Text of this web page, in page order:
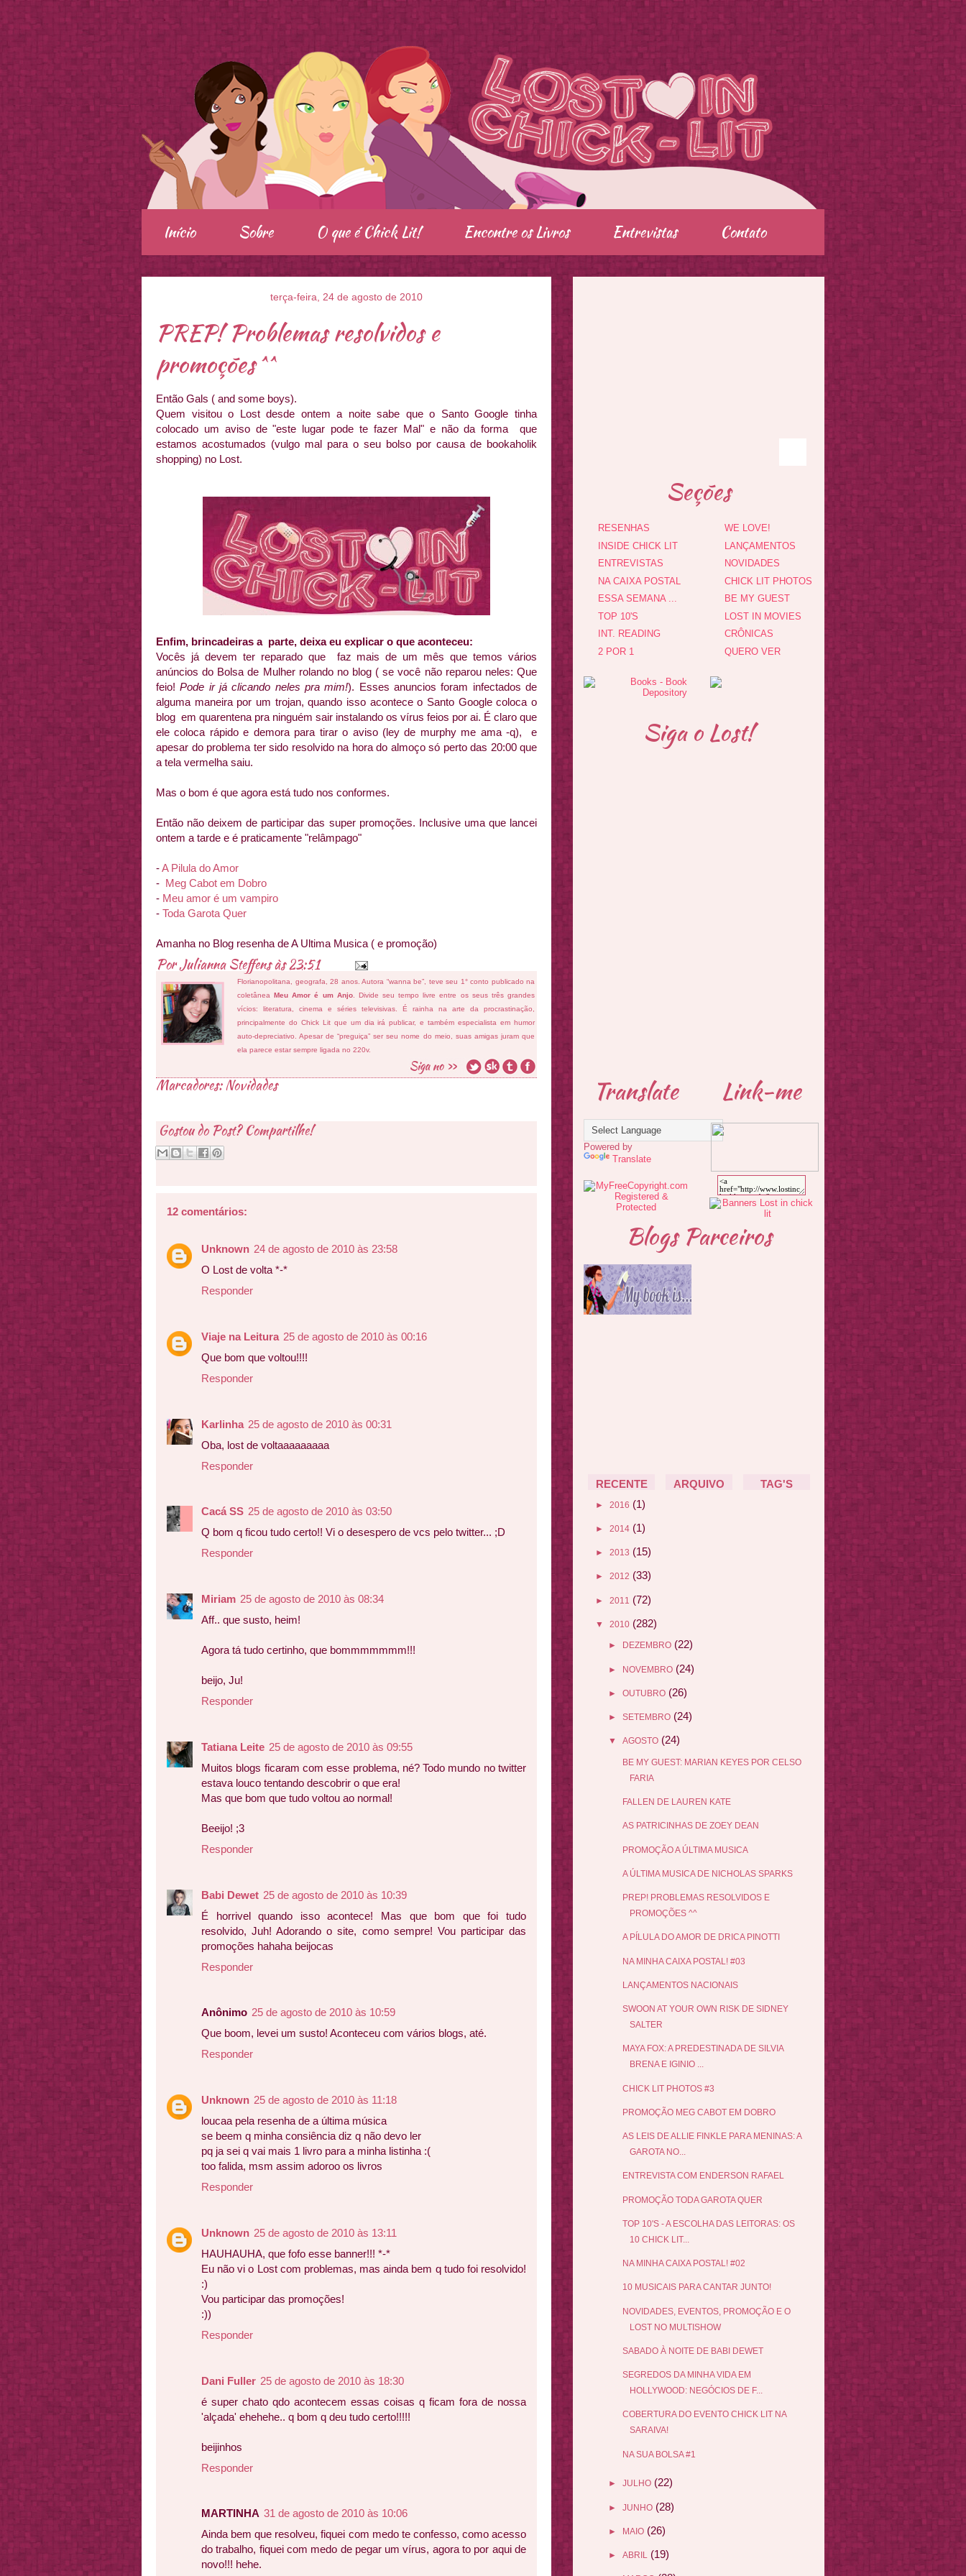
.
Início Sobre O que é Chick Lit! Encontre os Livros Entrevistas Contato
terça-feira, 24 de agosto de 2010
PREP! Problemas resolvidos e
promoções ^^
Então Gals ( and some boys).
Quem visitou o Lost desde ontem a noite sabe que o Santo Google tinha
colocado um aviso de "este lugar pode te fazer Mal" e não da forma que
estamos acostumados (vulgo mal para o seu bolso por causa de bookaholik
shopping) no Lost.
Enfim, brincadeiras a parte, deixa eu explicar o que aconteceu:
Vocês já devem ter reparado que faz mais de um mês que temos vários
anúncios do Bolsa de Mulher rolando no blog ( se você não reparou neles: Que
feio!Pode ir já clicando neles pra mim!). Esses anuncios foram infectados de
alguma maneira por um trojan, quando isso acontece o Santo Google coloca o
blog em quarentena pra ninguém sair instalando os vírus feios por ai. É claro que
ele coloca rápido e demora para tirar o aviso (ley de murphy me ama -q), e
apesar do problema ter sido resolvido na hora do almoço só perto das 20:00 que
a tela vermelha saiu.
Mas o bom é que agora está tudo nos conformes.
Então não deixem de participar das super promoções. Inclusive uma que lancei
ontem a tarde e é praticamente "relâmpago"
-A Pilula do Amor
- Meg Cabot em Dobro
- Meu amor é um vampiro
- Toda Garota Quer
Amanha no Blog resenha de A Ultima Musica ( e promoção)
PorJulianna Steffensàs23:51
Florianopolitana, geografa, 28 anos. Autora “wanna be”, teve seu 1° conto publicado na
coletâneaMeu Amor é um Anjo. Divide seu tempo livre entre os seus três grandes
vícios: literatura, cinema e séries televisivas. É rainha na arte da procrastinação,
principalmente do Chick Lit que um dia irá publicar, e também especialista em humor
auto-depreciativo. Apesar de “preguiça” ser seu nome do meio, suas amigas juram que
ela parece estar sempre ligada no 220v.
Marcadores:Novidades
Gostou do Post? Compartilhe!
12 comentários:
Unknown 24 de agosto de 2010 às 23:58
O Lost de volta *-*
Responder
Viaje na Leitura 25 de agosto de 2010 às 00:16
Que bom que voltou!!!!
Responder
Karlinha 25 de agosto de 2010 às 00:31
Oba, lost de voltaaaaaaaaa
Responder
Cacá SS 25 de agosto de 2010 às 03:50
Q bom q ficou tudo certo!! Vi o desespero de vcs pelo twitter... ;D
Responder
Miriam 25 de agosto de 2010 às 08:34
Aff.. que susto, heim!
Agora tá tudo certinho, que bommmmmmm!!!
beijo, Ju!
Responder
Tatiana Leite 25 de agosto de 2010 às 09:55
Muitos blogs ficaram com esse problema, né? Todo mundo no twitter
estava louco tentando descobrir o que era!
Mas que bom que tudo voltou ao normal!
Beeijo! ;3
Responder
Babi Dewet 25 de agosto de 2010 às 10:39
É horrivel quando isso acontece! Mas que bom que foi tudo
resolvido, Juh! Adorando o site, como sempre! Vou participar das
promoções hahaha beijocas
Responder
Anônimo 25 de agosto de 2010 às 10:59
Que boom, levei um susto! Aconteceu com vários blogs, até.
Responder
Unknown 25 de agosto de 2010 às 11:18
loucaa pela resenha de a última música
se beem q minha consiência diz q não devo ler
pq ja sei q vai mais 1 livro para a minha listinha :(
too falida, msm assim adoroo os livros
Responder
Unknown 25 de agosto de 2010 às 13:11
HAUHAUHA, que fofo esse banner!!! *-*
Eu não vi o Lost com problemas, mas ainda bem q tudo foi resolvido!
:)
Vou participar das promoções!
:))
Responder
Dani Fuller 25 de agosto de 2010 às 18:30
é super chato qdo acontecem essas coisas q ficam fora de nossa
'alçada' ehehehe.. q bom q deu tudo certo!!!!!
beijinhos
Responder
MARTINHA 31 de agosto de 2010 às 10:06
Ainda bem que resolveu, fiquei com medo te confesso, como acesso
do trabalho, fiquei com medo de pegar um vírus, agora to por aqui de
novo!!! hehe.
Seções
RESENHAS
INSIDE CHICK LIT
ENTREVISTAS
NA CAIXA POSTAL
ESSA SEMANA ...
TOP 10'S
INT. READING
2 POR 1
WE LOVE!
LANÇAMENTOS
NOVIDADES
CHICK LIT PHOTOS
BE MY GUEST
LOST IN MOVIES
CRÔNICAS
QUERO VER
Siga o Lost!
Translate
Powered by
Translate
Link-me
Blogs Parceiros
RECENTE ARQUIVO TAG'S
► 2016 (1)
► 2014 (1)
► 2013 (15)
► 2012 (33)
► 2011 (72)
▼ 2010 (282)
► DEZEMBRO (22)
► NOVEMBRO (24)
► OUTUBRO (26)
► SETEMBRO (24)
▼ AGOSTO (24)
BE MY GUEST: MARIAN KEYES POR CELSO
FARIA
FALLEN DE LAUREN KATE
AS PATRICINHAS DE ZOEY DEAN
PROMOÇÃO A ÚLTIMA MUSICA
A ÚLTIMA MUSICA DE NICHOLAS SPARKS
PREP! PROBLEMAS RESOLVIDOS E
PROMOÇÕES ^^
A PÍLULA DO AMOR DE DRICA PINOTTI
NA MINHA CAIXA POSTAL! #03
LANÇAMENTOS NACIONAIS
SWOON AT YOUR OWN RISK DE SIDNEY
SALTER
MAYA FOX: A PREDESTINADA DE SILVIA
BRENA E IGINIO ...
CHICK LIT PHOTOS #3
PROMOÇÃO MEG CABOT EM DOBRO
AS LEIS DE ALLIE FINKLE PARA MENINAS: A
GAROTA NO...
ENTREVISTA COM ENDERSON RAFAEL
PROMOÇÃO TODA GAROTA QUER
TOP 10'S - A ESCOLHA DAS LEITORAS: OS
10 CHICK LIT...
NA MINHA CAIXA POSTAL! #02
10 MUSICAIS PARA CANTAR JUNTO!
NOVIDADES, EVENTOS, PROMOÇÃO E O
LOST NO MULTISHOW
SABADO À NOITE DE BABI DEWET
SEGREDOS DA MINHA VIDA EM
HOLLYWOOD: NEGÓCIOS DE F...
COBERTURA DO EVENTO CHICK LIT NA
SARAIVA!
NA SUA BOLSA #1
► JULHO (22)
► JUNHO (28)
► MAIO (26)
► ABRIL (19)